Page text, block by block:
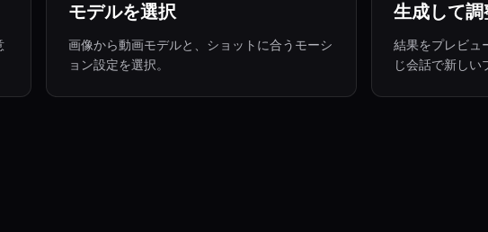
モデルを選択
画像から動画モデルと、ショットに合うモーシ
ョン設定を選択。
生成して調
結果をプレビュ
じ会話で新しい